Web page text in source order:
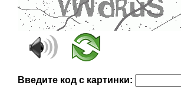
Введите код с картинки: